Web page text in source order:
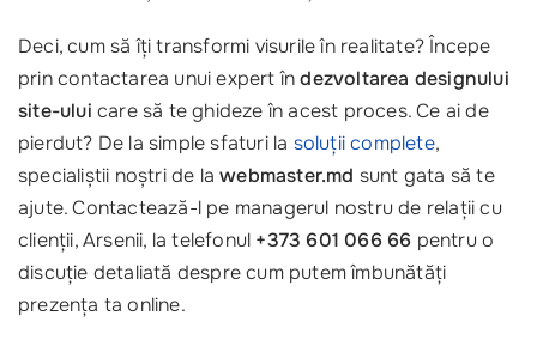
Deci, cum să îți transformi visurile în realitate? Începe
prin contactarea unui expert îndezvoltarea designului
site-ului care să te ghideze în acest proces. Ce ai de
pierdut? De la simple sfaturi la soluții complete,
specialiștii noștri de lawebmaster.md sunt gata să te
ajute. Contactează-l pe managerul nostru de relații cu
clienții, Arsenii, la telefonul +373 601 066 66 pentru o
discuție detaliată despre cum putem îmbunătăți
prezența ta online.